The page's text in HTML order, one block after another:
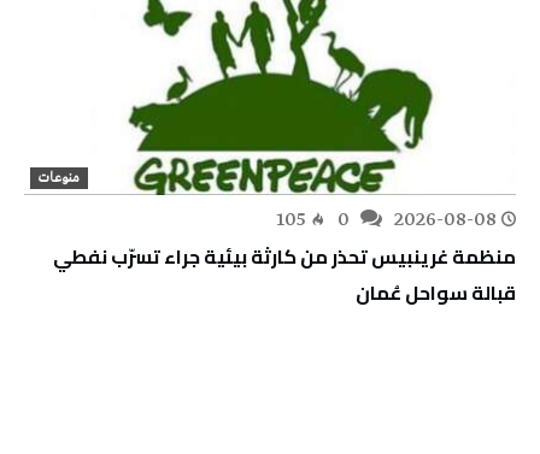
منوعات
2026-08-08
105
منظمة غرينبيس تحذر من كارثة بيئية جراء تسرّب نفطي
قبالة سواحل عُمان